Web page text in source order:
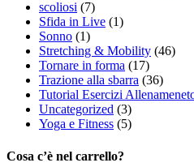
scoliosi (7)
Sfida in Live (1)
Sonno (1)
Stretching & Mobility (46)
Tornare in forma (17)
Trazione alla sbarra (36)
Tutorial Esercizi
Uncategorized (3)
Yoga e Fitness (5)
Cosa c’è nel carrello?